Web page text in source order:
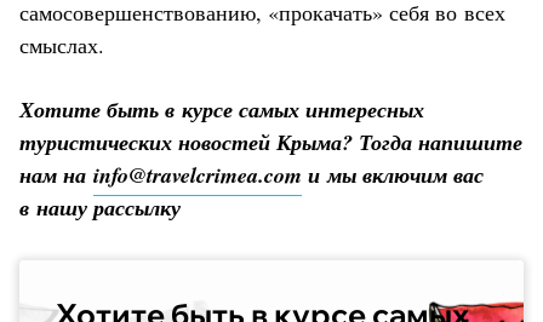
самосовершенствованию, «прокачать» себя во всех
смыслах.
Хотите быть в курсе самых интересных
туристических новостей Крыма? Тогда напишите
нам на info@travelcrimea.com и мы включим вас
в нашу рассылку
Хотите быть в курсе самых